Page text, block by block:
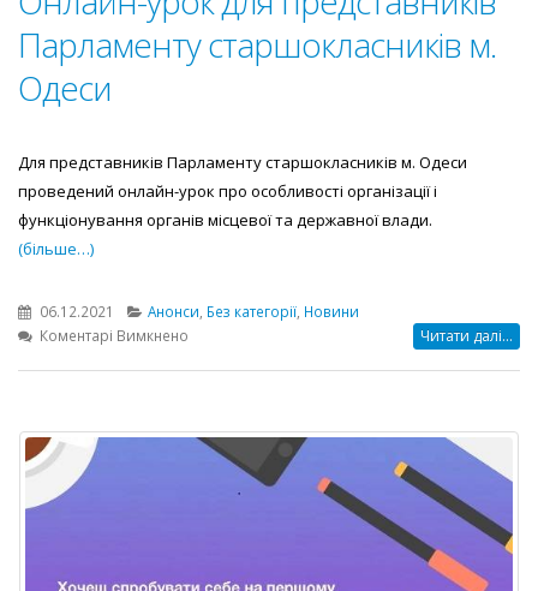
Парламенту старшокласників м.
Одеси
Для представників Парламенту старшокласників м. Одеси
проведений онлайн-урок про особливості організації і
функціонування органів місцевої та державної влади.
(більше…)
06.12.2021 Анонси Без категорії Новини
Коментарі Вимкненодо
представників
Парламенту
старшокласників
Читати далі...